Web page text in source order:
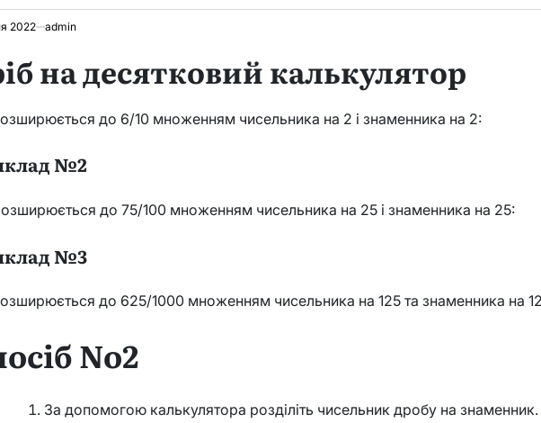
2022 admin
на десятковий калькулятор
до 6/10 множенням чисельника на 2 і знаменника на 2:
№2
до 75/100 множенням чисельника на 25 і знаменника на 25:
№3
до 625/1000 множенням чисельника на 125 та знаменника на
No2
За допомогою калькулятора розділіть чисельник дробу на знаменник.